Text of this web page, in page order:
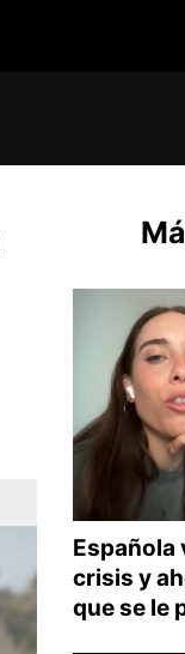
Española
crisis y
que se le